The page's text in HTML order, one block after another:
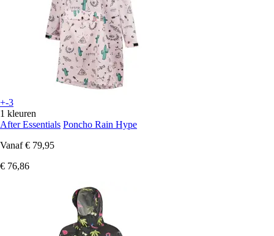
+-3
1 kleuren
After Essentials Poncho Rain Hype
Vanaf € 79,95
€ 76,86